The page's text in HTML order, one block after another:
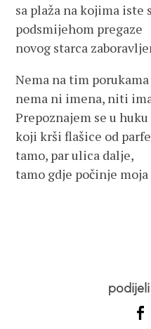
sa plaža na kojima iste
podsmijehom pregaze
novog starca
Nema na tim
nema ni imena, niti
Prepoznajem se u
koji krši flašice od
tamo, par ulica dalje,
tamo gdje počinje moja